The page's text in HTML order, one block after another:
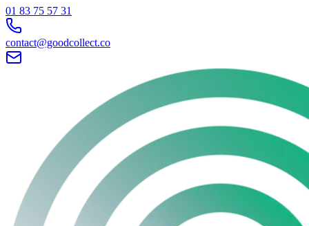
01 83 75 57 31
contact@goodcollect.co